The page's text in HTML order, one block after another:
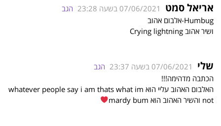
אריאל סמט 07/06/2021 בשעה 23:28
הגב
Humbug-אלבום אהוב
ושיר אהוב Crying lightning
שלי 07/06/2021 בשעה 23:37
הגב
הכתבה מדהימה!!!
האלבום האהוב עליי הוא whatever people say i am thats what im
not והשיר האהוב הוא mardy bum